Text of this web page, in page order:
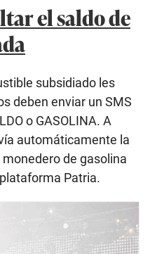
el saldo de
subsidiado les
deben enviar un SMS
o GASOLINA. A
automáticamente la
de gasolina
Patria.